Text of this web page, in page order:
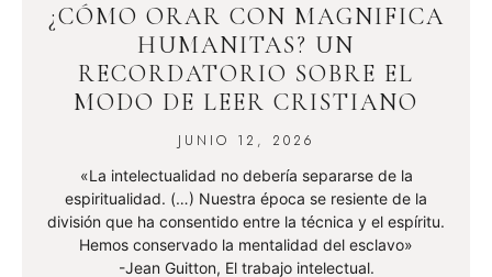
¿CÓMO ORAR CON MAGNIFICA
HUMANITAS? UN
RECORDATORIO SOBRE EL
MODO DE LEER CRISTIANO
JUNIO 12, 2026
«La intelectualidad no debería separarse de la
espiritualidad. (…) Nuestra época se resiente de la
división que ha consentido entre la técnica y el espíritu.
Hemos conservado la mentalidad del esclavo»
-Jean Guitton, El trabajo intelectual.